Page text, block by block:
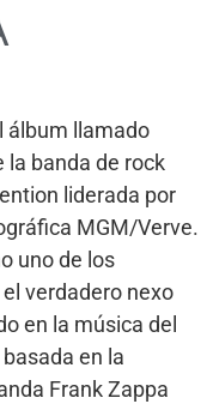
álbum llamado
la banda de rock
liderada por
MGM/Verve.
uno de los
verdadero nexo
en la música del
en la
Frank Zappa